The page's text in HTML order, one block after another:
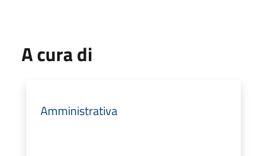
A cura di
Amministrativa